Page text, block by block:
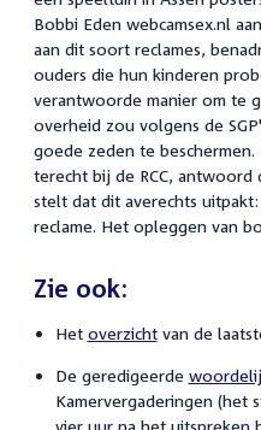
Bobbi Eden webcamsex.nl
aan dit soort reclames,
ouders die hun kinderen
verantwoorde manier om te
overheid zou volgens de
goede zeden te
terecht bij de RCC, antwoord
stelt dat dit averechts
reclame. Het opleggen van
Zie ook:
Het overzichtvan de
De geredigeerde
Kamervergaderingen (het
vier uur na het uitspreken